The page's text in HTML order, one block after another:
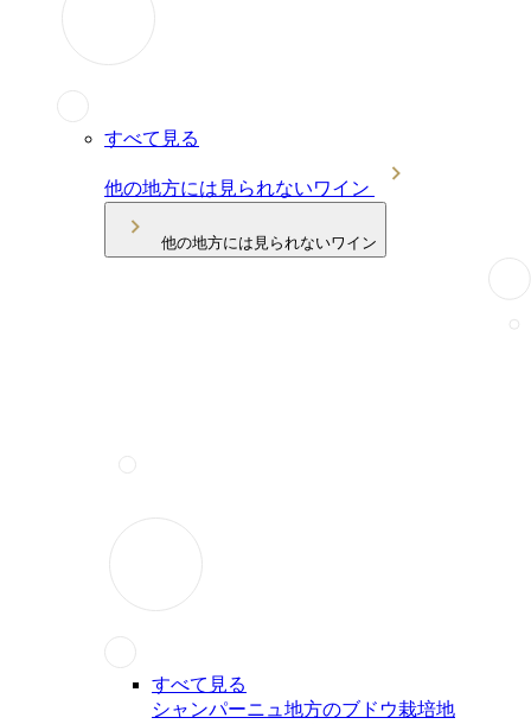
すべて見る
他の地方には見られないワイン
他の地方には見られないワイン
すべて見る
シャンパーニュ地方のブドウ栽培地